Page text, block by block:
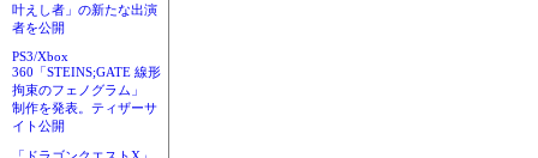
叶えし者」の新たな出演
者を公開
PS3/Xbox
360「STEINS;GATE 線形
拘束のフェノグラム」
制作を発表。ティザーサ
イト公開